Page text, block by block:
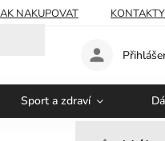
NAKUPOVAT KONTAKTY
Sport a zdraví